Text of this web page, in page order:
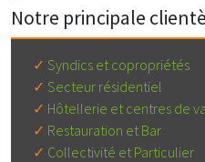
Notre principale
Syndics et copropriétés
Secteur résidentiel
Hôtellerie et centres de
Restauration et Bar
Collectivité et Particulier